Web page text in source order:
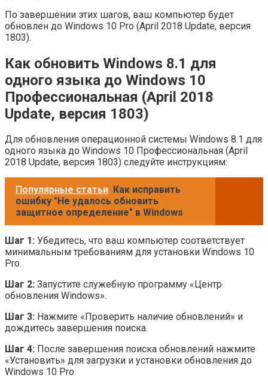
По завершении этих шагов, ваш компьютер будет
обновлен до Windows 10 Pro (April 2018 Update, версия
1803).
Как обновить Windows 8.1 для
одного языка до Windows 10
Профессиональная (April 2018
Update, версия 1803)
Для обновления операционной системы Windows 8.1 для
одного языка до Windows 10 Профессиональная (April
2018 Update, версия 1803) следуйте инструкциям:
Популярные статьи Как исправить
ошибку "Не удалось обновить
защитное определение" в Windows
Шаг 1: Убедитесь, что ваш компьютер соответствует
минимальным требованиям для установки Windows 10
Pro.
Шаг 2: Запустите служебную программу «Центр
обновления Windows».
Шаг 3: Нажмите «Проверить наличие обновлений» и
дождитесь завершения поиска.
Шаг 4: После завершения поиска обновлений нажмите
«Установить» для загрузки и установки обновления до
Windows 10 Pro.